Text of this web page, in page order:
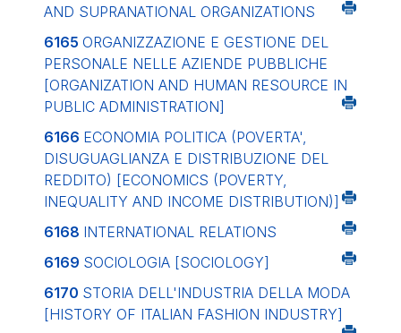
AND SUPRANATIONAL ORGANIZATIONS
6165 ORGANIZZAZIONE E GESTIONE DEL
PERSONALE NELLE AZIENDE PUBBLICHE
[ORGANIZATION AND HUMAN RESOURCE IN
PUBLIC ADMINISTRATION]
6166 ECONOMIA POLITICA (POVERTA',
DISUGUAGLIANZA E DISTRIBUZIONE DEL
REDDITO) [ECONOMICS (POVERTY,
INEQUALITY AND INCOME DISTRIBUTION)]
6168 INTERNATIONAL RELATIONS
6169 SOCIOLOGIA [SOCIOLOGY]
6170 STORIA DELL'INDUSTRIA DELLA MODA
[HISTORY OF ITALIAN FASHION INDUSTRY]